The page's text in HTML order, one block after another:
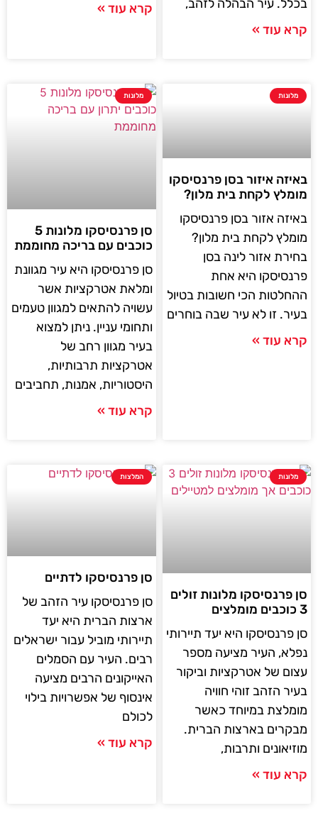
בכלל. עיר הבהלה לזהב,
קרא עוד »
קרא עוד »
מלונות
באיזה איזור בסן פרנסיסקו
מומלץ לקחת בית מלון?
באיזה אזור בסן פרנסיסקו
מומלץ לקחת בית מלון?
בחירת אזור לינה בסן
פרנסיסקו היא אחת
ההחלטות הכי חשובות בטיול
בעיר. זו לא עיר שבה בוחרים
קרא עוד »
מלונות
סן פרנסיסקו מלונות 5
כוכבים עם בריכה מחוממת
סן פרנסיסקו היא עיר מגוונת
ומלאת אטרקציות אשר
עשויה להתאים למגוון טעמים
ותחומי עניין. ניתן למצוא
בעיר מגוון רחב של
אטרקציות תרבותיות,
היסטוריות, אמנות, תחביבים
קרא עוד »
מלונות
סן פרנסיסקו מלונות זולים
3 כוכבים מומלצים
סן פרנסיסקו היא יעד תיירותי
נפלא, העיר מציעה מספר
עצום של אטרקציות וביקור
בעיר הזהב זוהי חוויה
מומלצת במיוחד כאשר
מבקרים בארצות הברית.
מוזיאונים ותרבות,
קרא עוד »
המלצות
סן פרנסיסקו לדתיים
סן פרנסיסקו עיר הזהב של
ארצות הברית היא יעד
תיירותי מוביל עבור ישראלים
רבים. העיר עם הסמלים
האייקונים הרבים מציעה
אינסוף של אפשרויות בילוי
לכולם
קרא עוד »